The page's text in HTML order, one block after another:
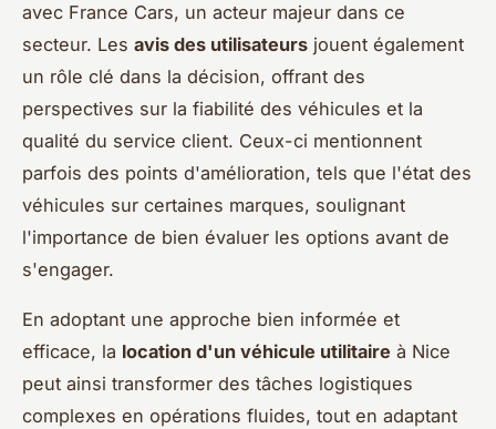
avec France Cars, un acteur majeur dans ce
secteur. Les avis des utilisateurs jouent également
un rôle clé dans la décision, offrant des
perspectives sur la fiabilité des véhicules et la
qualité du service client. Ceux-ci mentionnent
parfois des points d'amélioration, tels que l'état des
véhicules sur certaines marques, soulignant
l'importance de bien évaluer les options avant de
s'engager.
En adoptant une approche bien informée et
efficace, la location d'un véhicule utilitaire à Nice
peut ainsi transformer des tâches logistiques
complexes en opérations fluides, tout en adaptant